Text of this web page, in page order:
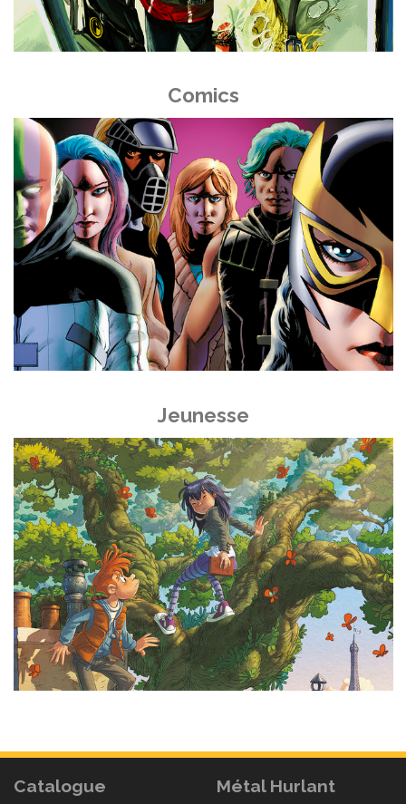
Comics
Jeunesse
Catalogue Métal Hurlant